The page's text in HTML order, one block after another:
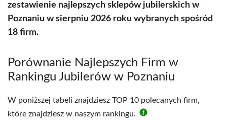
zestawienie najlepszych sklepów jubilerskich w
Poznaniu w sierpniu 2026 roku wybranych spośród
18 firm.
Porównanie Najlepszych Firm w
Rankingu Jubilerów w Poznaniu
W poniższej tabeli znajdziesz TOP 10 polecanych firm,
które znajdziesz w naszym rankingu.